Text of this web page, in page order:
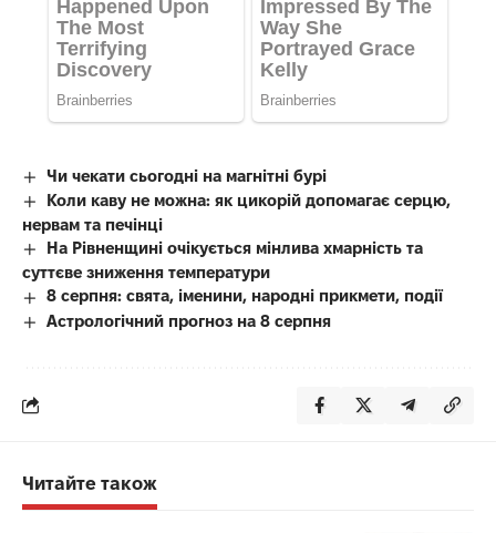
Чи чекати сьогодні на магнітні бурі
Коли каву не можна: як цикорій допомагає серцю,
нервам та печінці
На Рівненщині очікується мінлива хмарність та
суттєве зниження температури
8 серпня: свята, іменини, народні прикмети, події
Астрологічний прогноз на 8 серпня
Читайте також